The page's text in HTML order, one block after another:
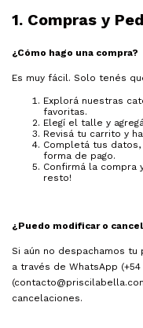
1. Compras y
¿Cómo hago una compra?
Es muy fácil. Solo tenés
Explorá nuestras
favoritas.
Elegí el talle y
Revisá tu carrito y
Completá tus
forma de pago.
Confirmá la compra
resto!
¿Puedo modificar o
Si aún no despachamos
a través de WhatsApp (+54
(
cancelaciones.